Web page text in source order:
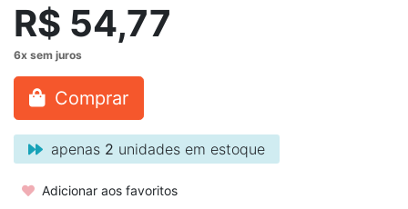
R$ 54,77
Comprar
apenas 2 unidades em estoque
Adicionar aos favoritos